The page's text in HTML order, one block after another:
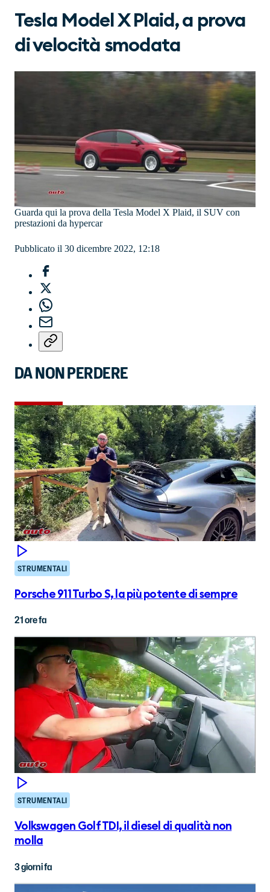
Tesla Model X Plaid, a prova
di velocità smodata
Guarda qui la prova della Tesla Model X Plaid, il SUV con
prestazioni da hypercar
Pubblicato il 30 dicembre 2022, 12:18
DA NON PERDERE
STRUMENTALI
Porsche 911 Turbo S, la più potente di sempre
21 ore fa
STRUMENTALI
Volkswagen Golf TDI, il diesel di qualità non
molla
3 giorni fa